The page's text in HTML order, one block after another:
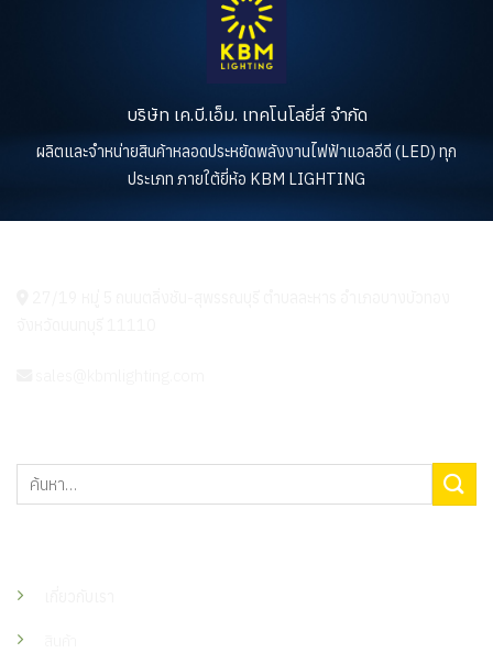
บริษัท เค.บี.เอ็ม. เทคโนโลยี่ส์ จำกัด
ผลิตและจำหน่ายสินค้าหลอดประหยัดพลังงานไฟฟ้าแอลอีดี (LED) ทุก
ประเภท ภายใต้ยี่ห้อ KBM LIGHTING
ค้นหา: